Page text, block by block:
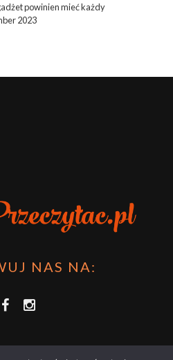
powinien mieć każdy
2023
NAS NA: